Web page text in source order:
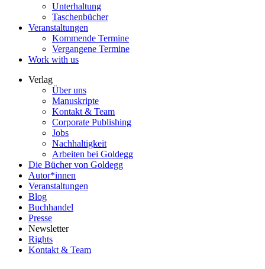
Unterhaltung
Taschenbücher
Veranstaltungen
Kommende Termine
Vergangene Termine
Work with us
Verlag
Über uns
Manuskripte
Kontakt & Team
Corporate Publishing
Jobs
Nachhaltigkeit
Arbeiten bei Goldegg
Die Bücher von Goldegg
Autor*innen
Veranstaltungen
Blog
Buchhandel
Presse
Newsletter
Rights
Kontakt & Team